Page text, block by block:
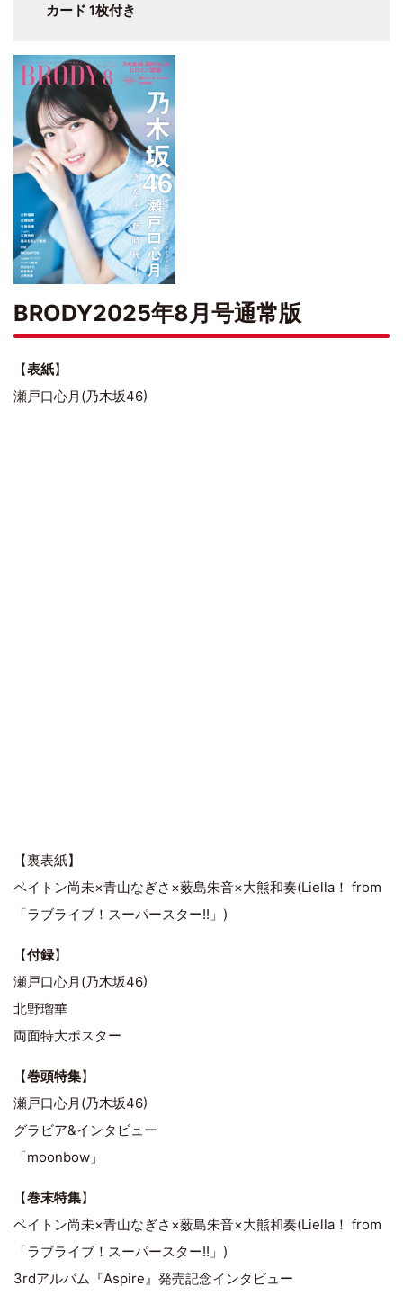
カード 1枚付き
BRODY2025年8月号通常版
【表紙】
瀬戸口心月(乃木坂46)
【裏表紙】
ペイトン尚未×青山なぎさ×薮島朱音×大熊和奏(Liella！ from
「ラブライブ！スーパースター!!」)
【付録】
瀬戸口心月(乃木坂46)
北野瑠華
両面特大ポスター
【巻頭特集】
瀬戸口心月(乃木坂46)
グラビア&インタビュー
「moonbow」
【巻末特集】
ペイトン尚未×青山なぎさ×薮島朱音×大熊和奏(Liella！ from
「ラブライブ！スーパースター!!」)
3rdアルバム『Aspire』発売記念インタビュー